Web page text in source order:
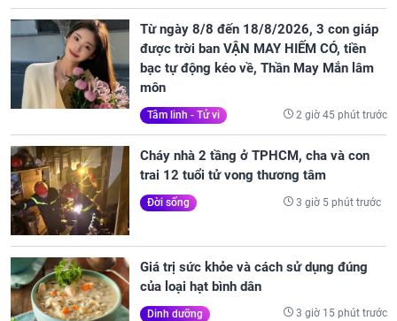
Từ ngày 8/8 đến 18/8/2026, 3 con giáp
được trời ban VẬN MAY HIẾM CÓ, tiền
bạc tự động kéo về, Thần May Mắn lâm
môn
Tâm linh - Tử vi 2 giờ 45 phút trước
Cháy nhà 2 tầng ở TPHCM, cha và con
trai 12 tuổi tử vong thương tâm
Đời sống 3 giờ 5 phút trước
Giá trị sức khỏe và cách sử dụng đúng
của loại hạt bình dân
Dinh dưỡng 3 giờ 15 phút trước